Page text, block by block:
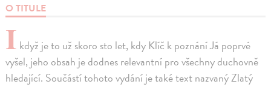
O TITULE
I když je to už skoro sto let, kdy Klíč k poznání Já poprvé
vyšel, jeho obsah je dodnes relevantní pro všechny duchovně
hledající. Součástí tohoto vydání je také text nazvaný Zlatý